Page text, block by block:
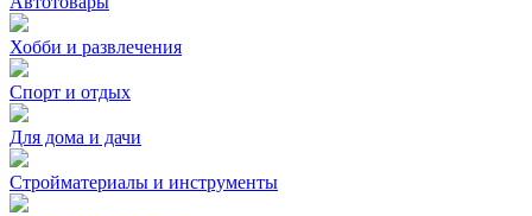
Хобби и развлечения
Спорт и отдых
Для дома и дачи
Стройматериалы и инструменты